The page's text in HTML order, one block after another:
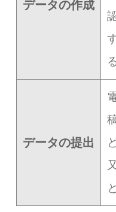
データの作成
データの提出